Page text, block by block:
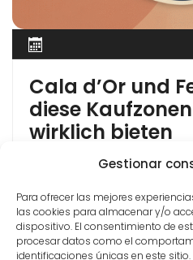
Gestionar
Para ofrecer las mejores
las cookies para almacenar y/o
dispositivo. El consentimiento de
procesar datos como el
identificaciones únicas en este sitio.
Cala d’Or und
diese
wirklich bieten
Cala d’Or — Urlaubsort oder
bekanntesten Urlaubsorte
Mallorcas. Für
taucht der Name
schön ist, die Calas